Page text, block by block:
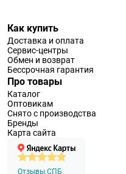
Как купить
Доставка и оплата
Сервис-центры
Обмен и возврат
Бессрочная гарантия
Про товары
Каталог
Оптовикам
Снято с производства
Бренды
Карта сайта
Отзывы СПБ